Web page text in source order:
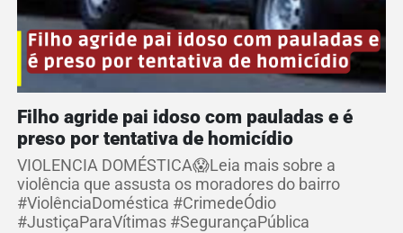
Filho agride pai idoso com pauladas e é
preso por tentativa de homicídio
VIOLENCIA DOMÉSTICA😱Leia mais sobre a
violência que assusta os moradores do bairro
#ViolênciaDoméstica #CrimedeÓdio
#JustiçaParaVítimas #SegurançaPública